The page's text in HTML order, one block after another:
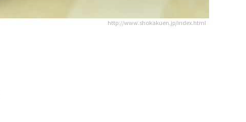
http://www.shokakuen.jp/index.html